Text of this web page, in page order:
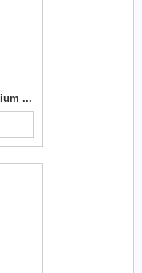
Forza Horizon 6 Premium Upgrade Xbox Key